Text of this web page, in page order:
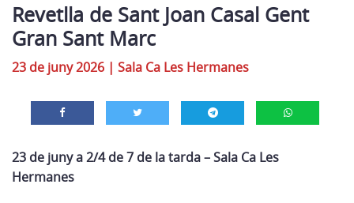
Revetlla de Sant Joan Casal Gent
Gran Sant Marc
23 de juny 2026 | Sala Ca Les Hermanes
23 de juny a 2/4 de 7 de la tarda – Sala Ca Les
Hermanes